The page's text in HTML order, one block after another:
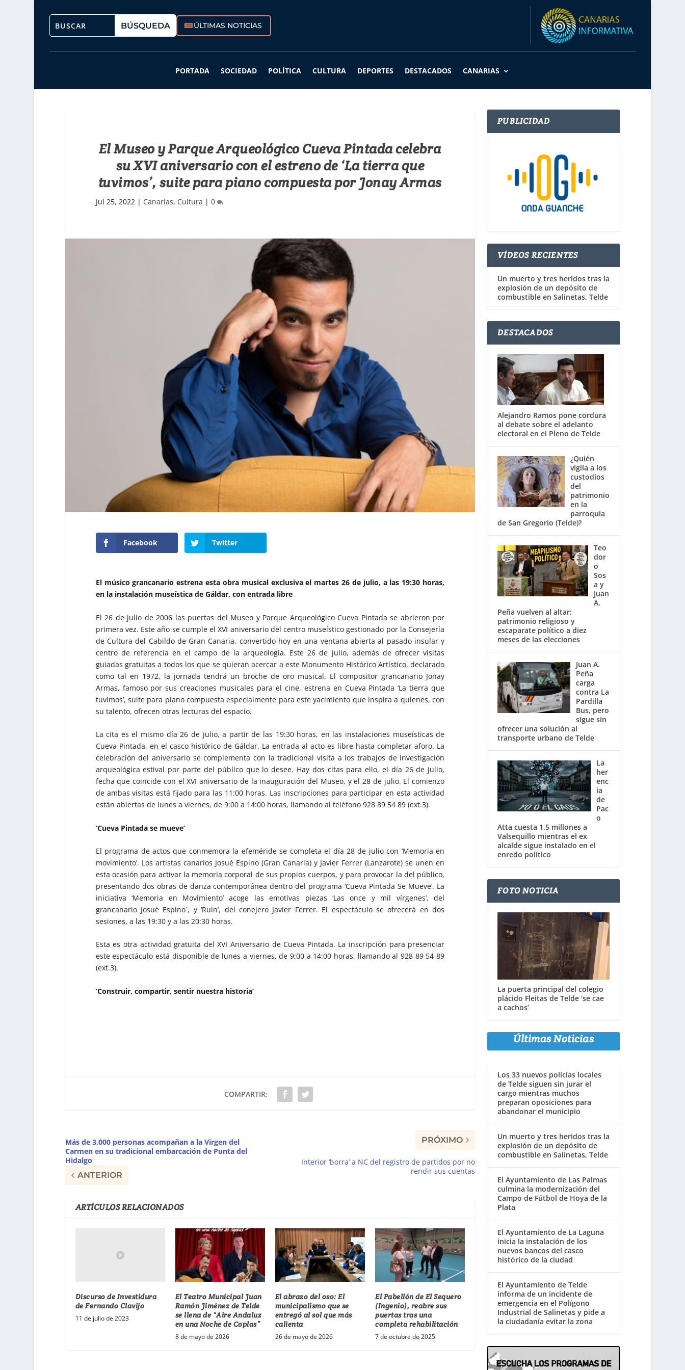
ÚLTIMAS NOTICIAS
PORTADA SOCIEDAD POLÍTICA CULTURA DEPORTES DESTACADOS CANARIAS
El Museo y Parque Arqueológico Cueva Pintada celebra
su XVI aniversario con el estreno de ‘La tierra que
tuvimos’, suite para piano compuesta por Jonay Armas
Jul 25, 2022| Canarias, Cultura | 0
Facebook Twitter
El músico grancanario estrena esta obra musical exclusiva el martes 26 de julio, a las 19:30 horas,
en la instalación museística de Gáldar, con entrada libre
El 26 de julio de 2006 las puertas del Museo y Parque Arqueológico Cueva Pintada se abrieron por
primera vez. Este año se cumple el XVI aniversario del centro museístico gestionado por la Consejería
de Cultura del Cabildo de Gran Canaria, convertido hoy en una ventana abierta al pasado insular y
centro de referencia en el campo de la arqueología. Este 26 de julio, además de ofrecer visitas
guiadas gratuitas a todos los que se quieran acercar a este Monumento Histórico Artístico, declarado
como tal en 1972, la jornada tendrá un broche de oro musical. El compositor grancanario Jonay
Armas, famoso por sus creaciones musicales para el cine, estrena en Cueva Pintada ‘La tierra que
tuvimos’, suite para piano compuesta especialmente para este yacimiento que inspira a quienes, con
su talento, ofrecen otras lecturas del espacio.
La cita es el mismo día 26 de julio, a partir de las 19:30 horas, en las instalaciones museísticas de
Cueva Pintada, en el casco histórico de Gáldar. La entrada al acto es libre hasta completar aforo. La
celebración del aniversario se complementa con la tradicional visita a los trabajos de investigación
arqueológica estival por parte del público que lo desee. Hay dos citas para ello, el día 26 de julio,
fecha que coincide con el XVI aniversario de la inauguración del Museo, y el 28 de julio. El comienzo
de ambas visitas está fijado para las 11:00 horas. Las inscripciones para participar en esta actividad
están abiertas de lunes a viernes, de 9:00 a 14:00 horas, llamando al teléfono 928 89 54 89 (ext.3).
‘Cueva Pintada se mueve’
El programa de actos que conmemora la efeméride se completa el día 28 de julio con ‘Memoria en
movimiento’. Los artistas canarios Josué Espino (Gran Canaria) y Javier Ferrer (Lanzarote) se unen en
esta ocasión para activar la memoria corporal de sus propios cuerpos, y para provocar la del público,
presentando dos obras de danza contemporánea dentro del programa ‘Cueva Pintada Se Mueve’. La
iniciativa ‘Memoria en Movimiento’ acoge las emotivas piezas ‘Las once y mil vírgenes’, del
grancanario Josué Espino`, y ‘Ruin’, del conejero Javier Ferrer. El espectáculo se ofrecerá en dos
sesiones, a las 19:30 y a las 20:30 horas.
Esta es otra actividad gratuita del XVI Aniversario de Cueva Pintada. La inscripción para presenciar
este espectáculo está disponible de lunes a viernes, de 9:00 a 14:00 horas, llamando al 928 89 54 89
(ext.3).
‘Construir, compartir, sentir nuestra historia’
COMPARTIR:
Más de 3.000 personas acompañan a la Virgen del
Carmen en su tradicional embarcación de Punta del
Hidalgo
ANTERIOR
PRÓXIMO
Interior ‘borra’ a NC del registro de partidos por no
rendir sus cuentas
ARTÍCULOS RELACIONADOS
Discurso de Investidura
de Fernando Clavijo
11 de julio de 2023
El Teatro Municipal Juan
Ramón Jiménez de Telde
se llena de “Aire Andaluz
en una Noche de Coplas”
8 de mayo de 2026
El abrazo del oso: El
municipalismo que se
entregó al sol que más
calienta
26 de mayo de 2026
El Pabellón de El Sequero
(Ingenio), reabre sus
puertas tras una
completa rehabilitación
7 de octubre de 2025
PUBLICIDAD
VÍDEOS RECIENTES
Un muerto y tres heridos tras la
explosión de un depósito de
combustible en Salinetas, Telde
DESTACADOS
Alejandro Ramos pone cordura
al debate sobre el adelanto
electoral en el Pleno de Telde
¿Quién
vigila a los
custodios
del
patrimonio
en la
parroquia
de San Gregorio (Telde)?
Teo
dor
o
Sos
a y
Juan
A.
Peña vuelven al altar:
patrimonio religioso y
escaparate político a diez
meses de las elecciones
Juan A.
Peña
carga
contra La
Pardilla
Bus, pero
sigue sin
ofrecer una solución al
transporte urbano de Telde
La
her
enc
ia
de
Pac
o
Atta cuesta 1,5 millones a
Valsequillo mientras el ex
alcalde sigue instalado en el
enredo político
FOTO NOTICIA
La puerta principal del colegio
plácido Fleitas de Telde ‘se cae
a cachos’
Últimas Noticias
Los 33 nuevos policías locales
de Telde siguen sin jurar el
cargo mientras muchos
preparan oposiciones para
abandonar el municipio
Un muerto y tres heridos tras la
explosión de un depósito de
combustible en Salinetas, Telde
El Ayuntamiento de Las Palmas
culmina la modernización del
Campo de Fútbol de Hoya de la
Plata
El Ayuntamiento de La Laguna
inicia la instalación de los
nuevos bancos del casco
histórico de la ciudad
El Ayuntamiento de Telde
informa de un incidente de
emergencia en el Polígono
Industrial de Salinetas y pide a
la ciudadanía evitar la zona